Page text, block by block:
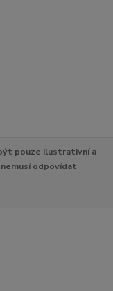
pouze ilustrativní a
odpovídat